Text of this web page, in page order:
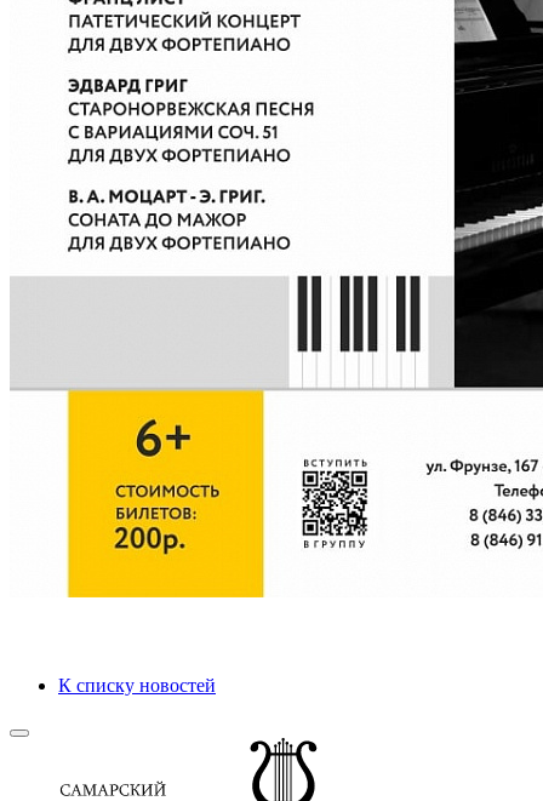
К списку новостей